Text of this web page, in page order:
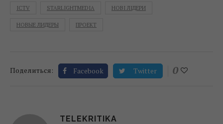
ICTV STARLIGHTMEDIA НОВІ ЛІДЕРИ
НОВЫЕ ЛИДЕРЫ ПРОЕКТ
Поделиться: Facebook Twitter 0
TELEKRITIKA